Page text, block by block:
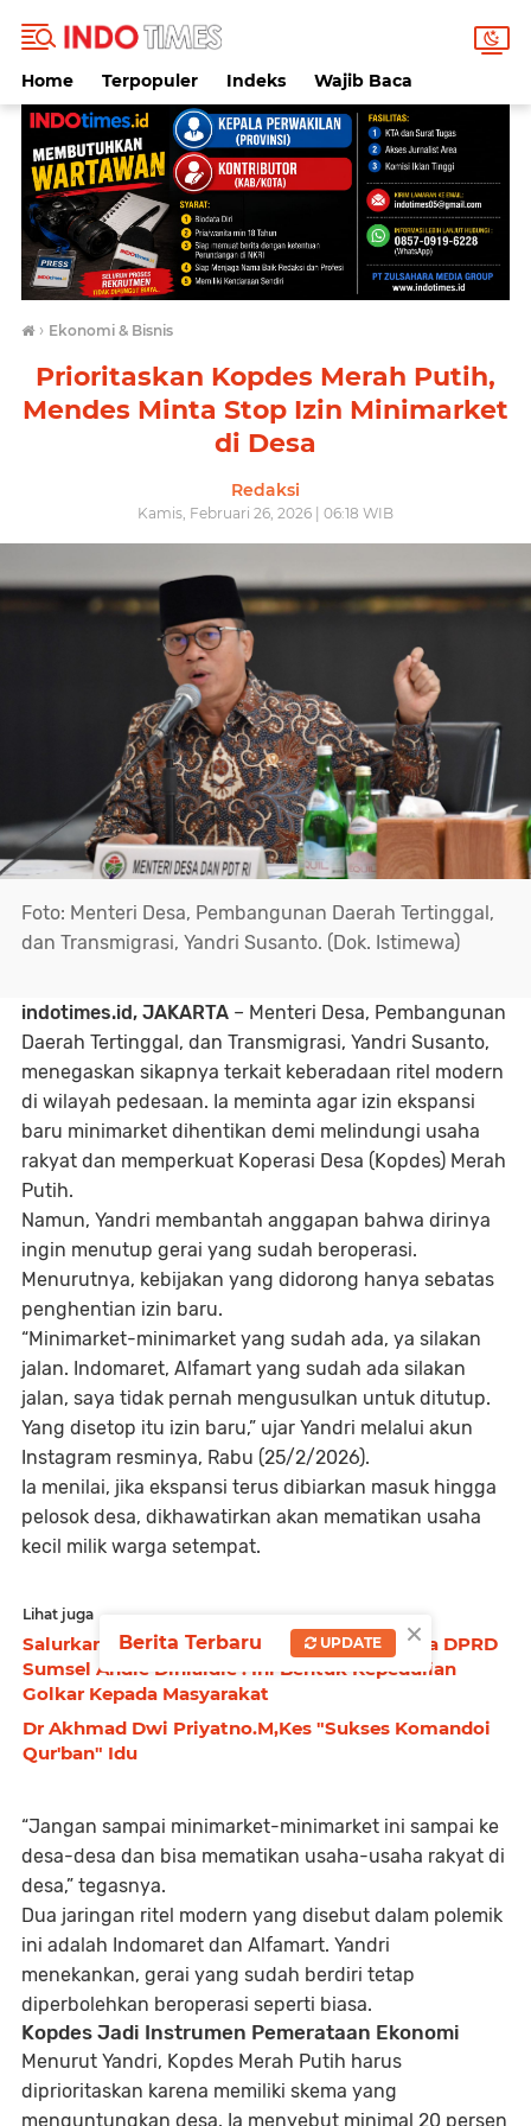
Home Terpopuler Indeks Wajib Baca
› Ekonomi & Bisnis
Prioritaskan Kopdes Merah Putih,
Mendes Minta Stop Izin Minimarket
di Desa
Redaksi
Kamis, Februari 26, 2026 | 06:18 WIB
Foto: Menteri Desa, Pembangunan Daerah Tertinggal,
dan Transmigrasi, Yandri Susanto. (Dok. Istimewa)
indotimes.id, JAKARTA – Menteri Desa, Pembangunan
Daerah Tertinggal, dan Transmigrasi, Yandri Susanto,
menegaskan sikapnya terkait keberadaan ritel modern
di wilayah pedesaan. Ia meminta agar izin ekspansi
baru minimarket dihentikan demi melindungi usaha
rakyat dan memperkuat Koperasi Desa (Kopdes) Merah
Putih.
Namun, Yandri membantah anggapan bahwa dirinya
ingin menutup gerai yang sudah beroperasi.
Menurutnya, kebijakan yang didorong hanya sebatas
penghentian izin baru.
“Minimarket-minimarket yang sudah ada, ya silakan
jalan. Indomaret, Alfamart yang sudah ada silakan
jalan, saya tidak pernah mengusulkan untuk ditutup.
Yang disetop itu izin baru,” ujar Yandri melalui akun
Instagram resminya, Rabu (25/2/2026).
Ia menilai, jika ekspansi terus dibiarkan masuk hingga
pelosok desa, dikhawatirkan akan mematikan usaha
kecil milik warga setempat.
Lihat juga
Salurkan 800 Kantong Daging Kurban, Ketua DPRD
Sumsel Andie Dinialdie : Ini Bentuk Kepedulian
Golkar Kepada Masyarakat
Dr Akhmad Dwi Priyatno.M,Kes "Sukses Komandoi
Qur'ban" Idu
“Jangan sampai minimarket-minimarket ini sampai ke
desa-desa dan bisa mematikan usaha-usaha rakyat di
desa,” tegasnya.
Dua jaringan ritel modern yang disebut dalam polemik
ini adalah Indomaret dan Alfamart. Yandri
menekankan, gerai yang sudah berdiri tetap
diperbolehkan beroperasi seperti biasa.
Kopdes Jadi Instrumen Pemerataan Ekonomi
Menurut Yandri, Kopdes Merah Putih harus
diprioritaskan karena memiliki skema yang
menguntungkan desa. Ia menyebut minimal 20 persen
×
Berita Terbaru UPDATE